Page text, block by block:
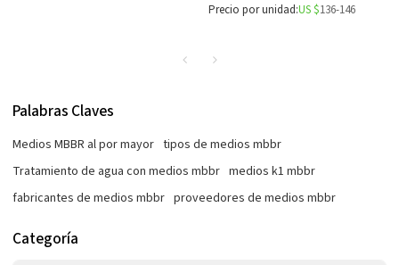
Precio por unidad:US $136-146
Palabras Claves
Medios MBBR al por mayor tipos de medios mbbr
Tratamiento de agua con medios mbbr medios k1 mbbr
fabricantes de medios mbbr proveedores de medios mbbr
Categoría